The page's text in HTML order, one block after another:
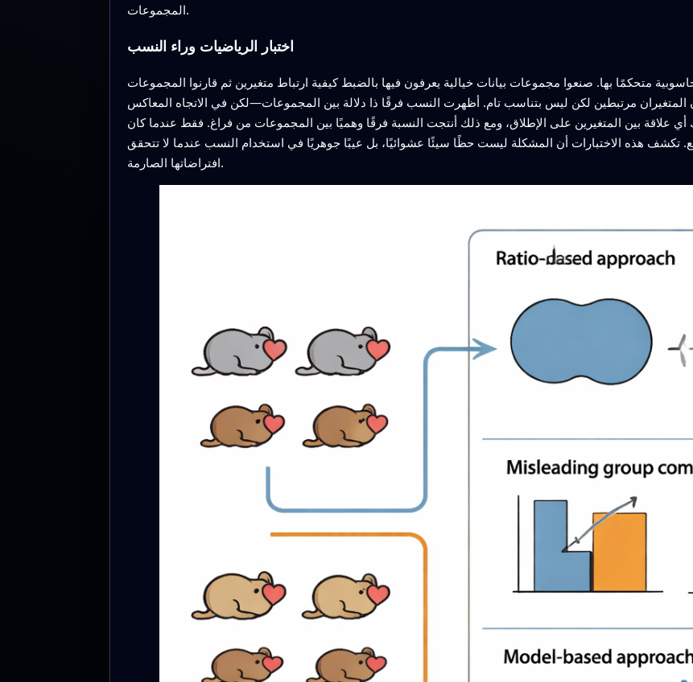
المجموعات.
اختبار الرياضيات وراء النسب
متحكمًا بها. صنعوا مجموعات بيانات خيالية يعرفون فيها بالضبط كيفية ارتباط متغيرين ثم قارنوا المجموعات
المتغيران مرتبطين لكن ليس بتناسب تام. أظهرت النسب فرقًا ذا دلالة بين المجموعات—لكن في الاتجاه المعاكس
أي علاقة بين المتغيرين على الإطلاق، ومع ذلك أنتجت النسبة فرقًا وهميًا بين المجموعات من فراغ. فقط عندما كان
تكشف هذه الاختبارات أن المشكلة ليست حظًا سيئًا عشوائيًا، بل عيبًا جوهريًا في استخدام النسب عندما لا تتحقق
افتراضاتها الصارمة.